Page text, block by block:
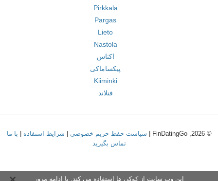
Pirkkala
Pargas
Lieto
Nastola
اکناس
پیکساماکی
Kiiminki
فنلاند
© 2026, FinDatingGo | سیاست حفظ حریم خصوصی شرایط استفاده
با ما
تماس بگیرید
این وب سایت از کوکی ها استفاده می کند. با ادامه مرور